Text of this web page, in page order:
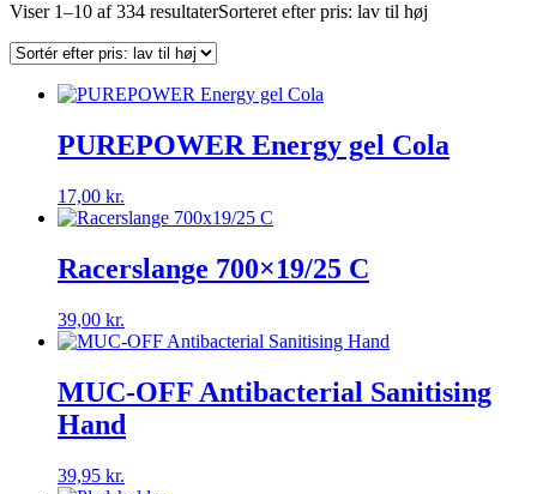
Viser 1–10 af 334 resultaterSorteret efter pris: lav til høj
PUREPOWER Energy gel Cola
17,00 kr.
Racerslange 700×19/25 C
39,00 kr.
MUC-OFF Antibacterial Sanitising
Hand
39,95 kr.